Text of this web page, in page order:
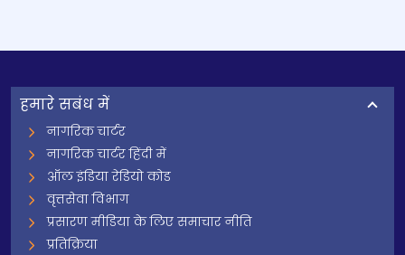
हमारे सबंध में
नागरिक चार्टर
नागरिक चार्टर हिंदी में
ऑल इंडिया रेडियो कोड
वृत्तसेवा विभाग
प्रसारण मीडिया के लिए समाचार नीति
प्रतिक्रिया